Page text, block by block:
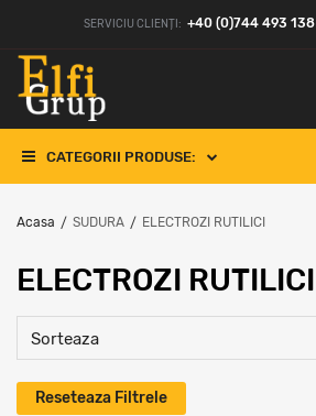
SERVICIU CLIENȚI: +40 (0)744 493 138
CATEGORII PRODUSE:
Acasa / SUDURA / ELECTROZI RUTILICI
ELECTROZI RUTILICI
Sorteaza
Reseteaza Filtrele